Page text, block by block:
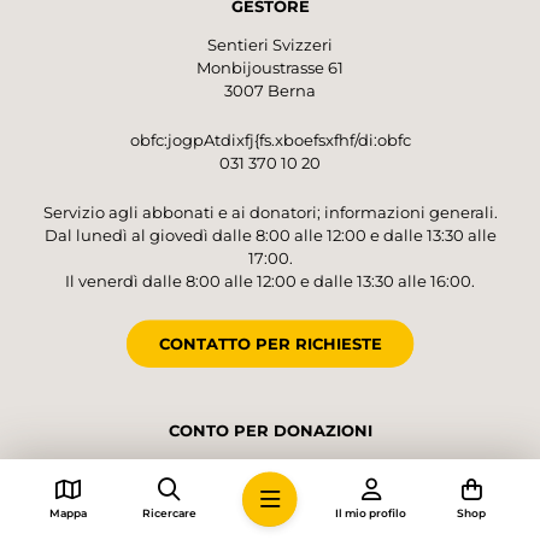
GESTORE
Sentieri Svizzeri
Monbijoustrasse 61
3007 Berna
obfc:jogpAtdixfj{fs.xboefsxfhf/di:obfc
031 370 10 20
Servizio agli abbonati e ai donatori; informazioni generali.
Dal lunedì al giovedì dalle 8:00 alle 12:00 e dalle 13:30 alle
17:00.
Il venerdì dalle 8:00 alle 12:00 e dalle 13:30 alle 16:00.
CONTATTO PER RICHIESTE
CONTO PER DONAZIONI
Sentieri Svizzeri, 3007 Berna
IBAN CH48 0900 0000 4001 4552 5
Mappa Ricercare Il mio profilo Shop